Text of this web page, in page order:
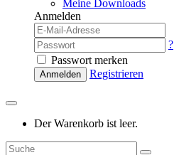
Meine Downloads
Anmelden
?
Passwort merken
Anmelden Registrieren
Der Warenkorb ist leer.